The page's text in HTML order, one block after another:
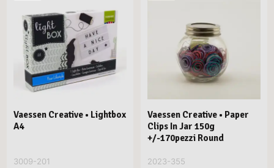
Vaessen Creative • Lightbox
A4
3009-201
Vaessen Creative • Paper
Clips In Jar 150g
+/-170pezzi Round
2023-355